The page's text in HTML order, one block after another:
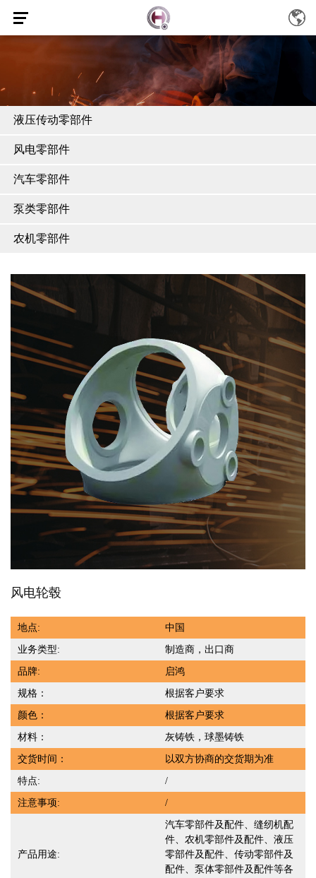
液压传动零部件
风电零部件
汽车零部件
泵类零部件
农机零部件
风电轮毂
地点: 中国
业务类型: 制造商，出口商
品牌: 启鸿
规格： 根据客户要求
颜色： 根据客户要求
材料： 灰铸铁，球墨铸铁
交货时间： 以双方协商的交货期为准
特点: /
注意事项: /
产品用途:
汽车零部件及配件、缝纫机配
件、农机零部件及配件、液压
零部件及配件、传动零部件及
配件、泵体零部件及配件等各